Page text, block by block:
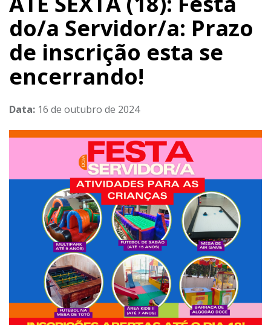
do/a Servidor/a: Prazo
de inscrição esta se
encerrando!
Data: 16 de outubro de 2024